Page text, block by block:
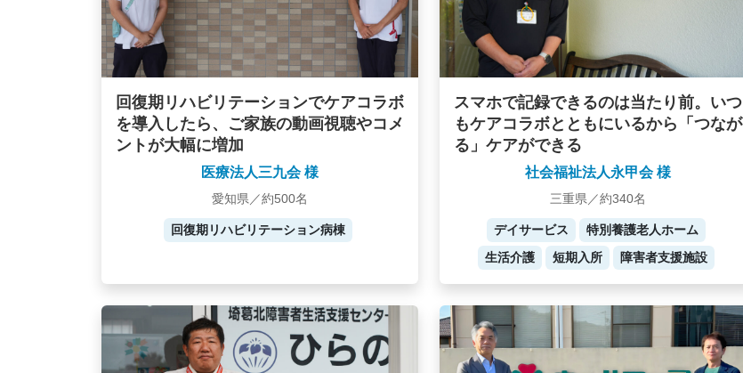
回復期リハビリテーションでケアコラボ
を導入したら、ご家族の動画視聴やコメ
ントが大幅に増加
医療法人三九会 様
愛知県／約500名
回復期リハビリテーション病棟
スマホで記録できるのは当たり前。いつ
もケアコラボとともにいるから「つなが
る」ケアができる
社会福祉法人永甲会 様
三重県／約340名
デイサービス
特別養護老人ホーム
生活介護
短期入所 障害者支援施設